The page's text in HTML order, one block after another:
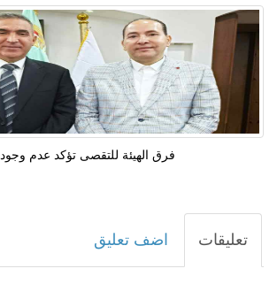
فرق الهيئة للتقصى تؤكد عدم
تعليقات اضف تعليق